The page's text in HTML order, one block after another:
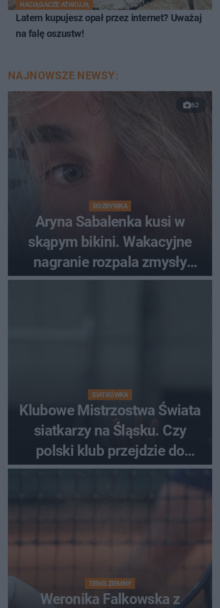
NACIĄGACZE ATAKUJĄ
Latem kupujesz opał przez internet? Uważaj
na falę oszustw!
NAJNOWSZE NEWSY:
62
ROZRYWKA
Aryna Sabalenka kusi w
skąpym bikini. Wakacyjne
nagranie rozpala zmysły
fanów
SIATKÓWKA
Klubowe Mistrzostwa Świata
siatkarzy na Śląsku. Czy
polski klub przejdzie do
historii
TENIS ZIEMNY
Weronika Falkowska z